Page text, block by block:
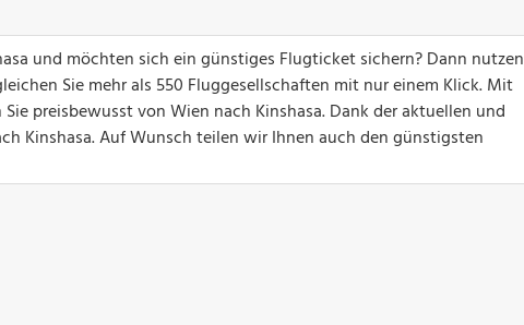
und möchten sich ein günstiges Flugticket sichern? Dann nutzen
Sie mehr als 550 Fluggesellschaften mit nur einem Klick. Mit
preisbewusst von Wien nach Kinshasa. Dank der aktuellen und
Kinshasa. Auf Wunsch teilen wir Ihnen auch den günstigsten